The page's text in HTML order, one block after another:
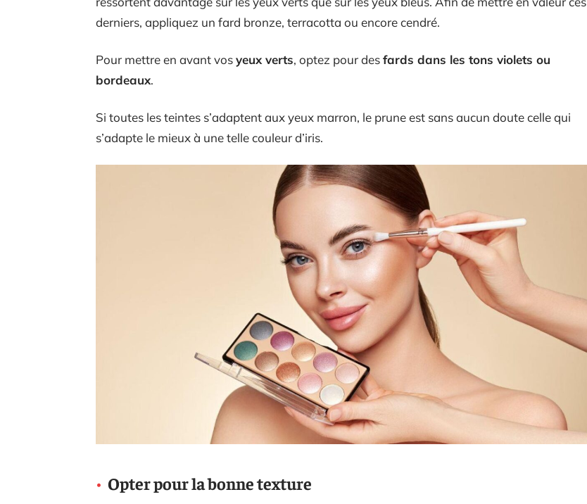
derniers, appliquez un fard bronze, terracotta ou encore cendré.
Pour mettre en avant vosyeux verts, optez pour desfards dans les tons violets ou
bordeaux.
Si toutes les teintes s’adaptent aux yeux marron, le prune est sans aucun doute celle qui
s’adapte le mieux à une telle couleur d’iris.
Opter pour la bonne texture